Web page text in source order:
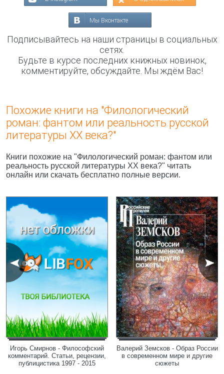
Мы Вконтакте
Подписывайтесь на наши страницы в социальных
сетях.
Будьте в курсе последних книжных новинок,
комментируйте, обсуждайте. Мы ждём Вас!
Похожие книги на "Филологический
роман: фантом или реальность русской
литературы XX века?"
Книги похожие на "Филологический роман: фантом или
реальность русской литературы XX века?" читать
онлайн или скачать бесплатно полные версии.
Игорь Смирнов - Философский
комментарий. Статьи, рецензии,
публицистика 1997 - 2015
Валерий Земсков - Образ России
в современном мире и другие
сюжеты